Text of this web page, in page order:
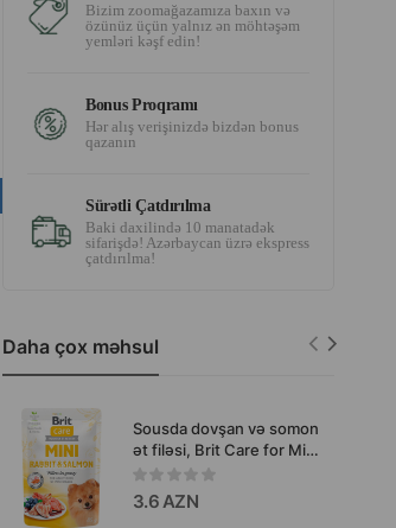
Bizim zoomağazamıza baxın və
özünüz üçün yalnız ən möhtəşəm
yemləri kəşf edin!
Bonus Proqramı
Hər alış verişinizdə bizdən bonus
qazanın
Sürətli Çatdırılma
Baki daxilində 10 manatadək
sifarişdə! Azərbaycan üzrə ekspress
çatdırılma!
Daha çox məhsul
Sousda dovşan və somon
ət filəsi, Brit Care for Mini
Breeds Rabbit&Salmon
fillets in a gravy, seçici
kiçik və miniatür cins itləri
3.6 AZN